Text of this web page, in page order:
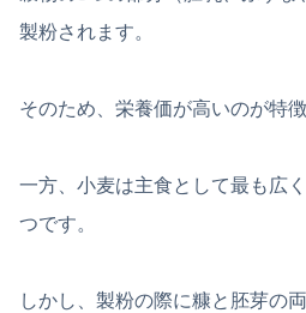
製粉されます。
そのため、栄養価が高いのが特徴
一方、小麦は主食として最も広
つです。
しかし、製粉の際に糠と胚芽の